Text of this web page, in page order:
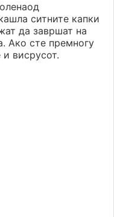
ситните капки
да завршат на
Ако сте премногу
висрусот.